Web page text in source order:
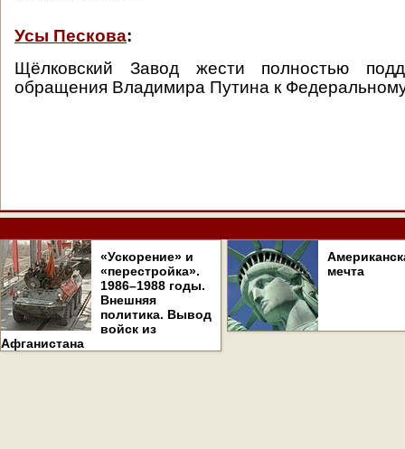
Усы Пескова:
Щёлковский Завод жести полностью
обращения Владимира Путина к
«Ускорение» и
«перестройка».
1986–1988 годы.
Внешняя
политика. Вывод
войск из
Афганистана
мечта